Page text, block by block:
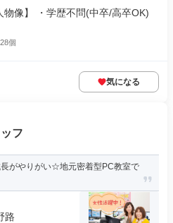
像】 ・学歴不問(中卒/高卒OK)
個
気になる
フ
長がやりがい☆地元密着型PC教室で
路